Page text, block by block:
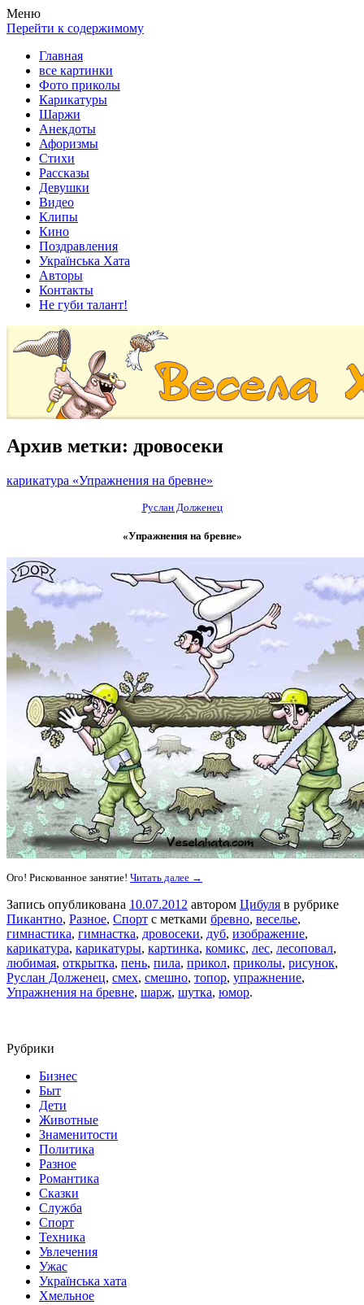
Весела хата — прикольные картинки, смешные истории,
клипы!
Покажем всем ваши фото приколы, карикатуры, шаржи, стихи,
рассказы, видео и песни!
Меню
Перейти к содержимому
Главная
все картинки
Фото приколы
Карикатуры
Шаржи
Анекдоты
Афоризмы
Стихи
Рассказы
Девушки
Видео
Клипы
Кино
Поздравления
Українська Хата
Авторы
Контакты
Не губи талант!
Архив метки: дровосеки
карикатура «Упражнения на бревне»
Руслан Долженец
«Упражнения на бревне»
Ого! Рискованное занятие! Читать далее →
Запись опубликована 10.07.2012 автором Цибуля в рубрике
Пикантно, Разное, Спорт с метками бревно, веселье,
гимнастика, гимнастка, дровосеки, дуб, изображение,
карикатура, карикатуры, картинка, комикс, лес, лесоповал,
любимая, открытка, пень, пила, прикол, приколы, рисунок,
Руслан Долженец, смех, смешно, топор, упражнение,
Упражнения на бревне, шарж, шутка, юмор.
Рубрики
Бизнес
Быт
Дети
Животные
Знаменитости
Политика
Разное
Романтика
Сказки
Служба
Спорт
Техника
Увлечения
Ужас
Українська хата
Хмельное